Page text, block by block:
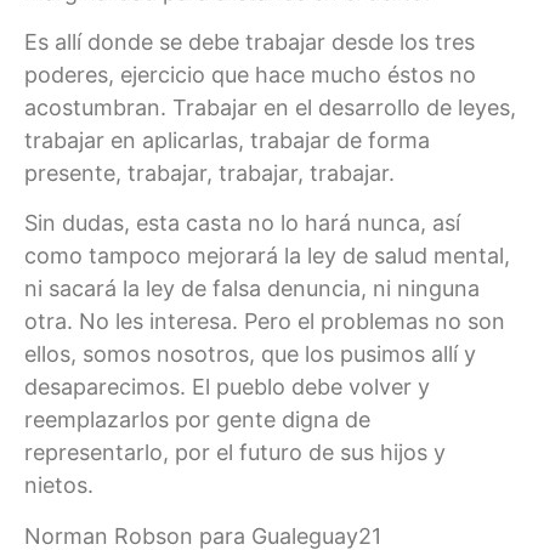
Es allí donde se debe trabajar desde los tres
poderes, ejercicio que hace mucho éstos no
acostumbran. Trabajar en el desarrollo de leyes,
trabajar en aplicarlas, trabajar de forma
presente, trabajar, trabajar, trabajar.
Sin dudas, esta casta no lo hará nunca, así
como tampoco mejorará la ley de salud mental,
ni sacará la ley de falsa denuncia, ni ninguna
otra. No les interesa. Pero el problemas no son
ellos, somos nosotros, que los pusimos allí y
desaparecimos. El pueblo debe volver y
reemplazarlos por gente digna de
representarlo, por el futuro de sus hijos y
nietos.
Norman Robson para Gualeguay21